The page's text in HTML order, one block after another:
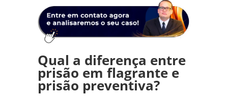
Qual a diferença entre
prisão em flagrante e
prisão preventiva?